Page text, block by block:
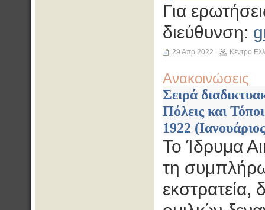
Για
διεύθυνση:
29 Απρ 2022 Κέντρο
Ανακοινώσεις
Σειρά
Πόλεις και
1922
Το Ίδρυμα
τη
εκστρατεία,